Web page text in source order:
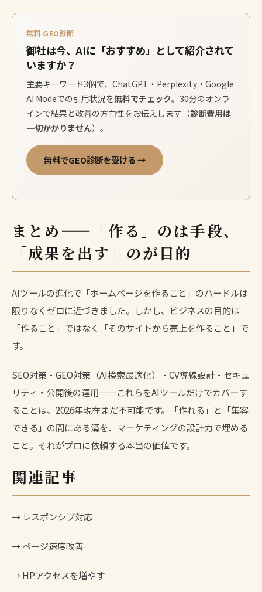
無料 GEO診断
御社は今、AIに「おすすめ」として紹介されて
いますか？
主要キーワード3個で、ChatGPT・Perplexity・Google
AI Modeでの引用状況を無料でチェック。30分のオンラ
インで結果と改善の方向性をお伝えします（診断費用は
一切かかりません）。
無料でGEO診断を受ける →
まとめ——「作る」のは手段、
「成果を出す」のが目的
AIツールの進化で「ホームページを作ること」のハードルは
限りなくゼロに近づきました。しかし、ビジネスの目的は
「作ること」ではなく「そのサイトから売上を作ること」で
す。
SEO対策・GEO対策（AI検索最適化）・CV導線設計・セキュ
リティ・公開後の運用——これらをAIツールだけでカバーす
ることは、2026年現在まだ不可能です。「作れる」と「集客
できる」の間にある溝を、マーケティングの設計力で埋める
こと。それがプロに依頼する本当の価値です。
関連記事
→ レスポンシブ対応
→ページ速度改善
→HPアクセスを増やす